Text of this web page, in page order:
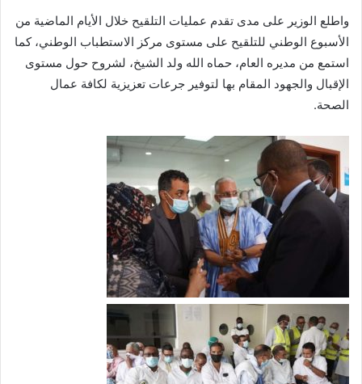
واطلع الوزير على مدى تقدم عمليات التلقيح خلال الأيام الماضية من
الأسبوع الوطني للتلقيح على مستوى مركز الاستطباب الوطني، كما
استمع من مديره العام، حماه الله ولد الشيخ، لشروح حول مستوى
الإقبال والجهود المقام بها لتوفير جرعات تعزيزية لكافة عمال
الصحة.